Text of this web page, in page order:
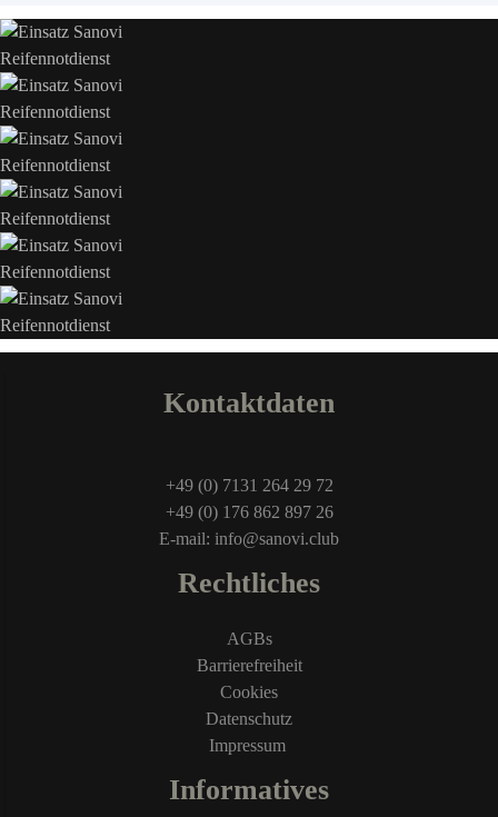
Kontaktdaten
+49 (0) 7131 264 29 72
+49 (0) 176 862 897 26
E-mail: info@sanovi.club
Rechtliches
AGBs
Barrierefreiheit
Cookies
Datenschutz
Impressum
Informatives